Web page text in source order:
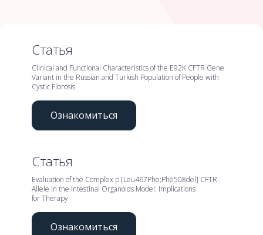
Статья
Clinical and Functional Characteristics of the E92K CFTR Gene
Variant in the Russian and Turkish Population of People with
Cystic Fibrosis
Ознакомиться
Статья
Evaluation of the Complex p.[Leu467Phe;Phe508del] CFTR
Allele in the Intestinal Organoids Model: Implications
for Therapy
Ознакомиться